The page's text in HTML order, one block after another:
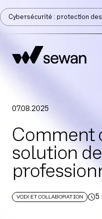
Cybersécurité : protection des
07.08.2025
Comment
solution
VOIX ET COLLABORATION 5